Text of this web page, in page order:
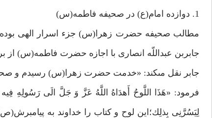
1. دوازده امام(ع) در صحيفه فاطمه(س)
مطالب صحيفه حضرت زهرا(س) جزء اسرار الهى
جابربن عبداللّه انصارى با اجازه حضرت فاطمه(س) از
جابر نقل مى‏كند: «خدمت حضرت زهرا(س) رسيدم و
فرمود: «هَذَا اللَّوحُ أَهدَاهُ اللَّهُ عَزَّ وَ جَلَّ الَى رَسُولِهِ
لِيَسُرَّنِى بِذلِك؛اين لوح و كتاب را خداوند به